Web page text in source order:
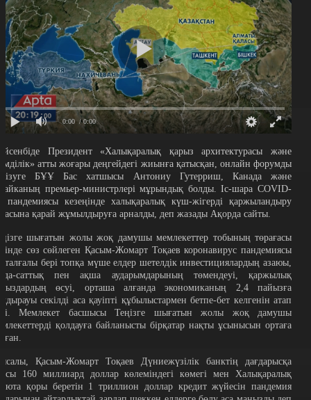
0:00 / 0:00
Президент «Халықаралық қарыз архитектурасы және
атты жоғары деңгейдегі жиынға қатысқан, онлайн форумды
БҰҰ Бас хатшысы Антониу Гутерриш, Канада және
премьер-министрлері мұрындық болды. Іс-шара COVID-
пандемиясы кезеңінде халықаралық күш-жігерді қаржыландыру
қарай жұмылдыруға арналды, деп жазады Ақорда сайты.
шығатын жолы жоқ дамушы мемлекеттер тобының төрағасы
сөз сөйлеген Қасым-Жомарт Тоқаев коронавирус пандемиясы
бері топқа мүше елдер шетелдік инвестициялардың азаюы,
саттық пен ақша аударымдарының төмендеуі, қаржылық
өсуі, орташа алғанда экономиканың 2,4 пайызға
секілді аса қауіпті құбылыстармен бетпе-бет келгенін атап
Мемлекет басшысы Теңізге шығатын жолы жоқ дамушы
қолдауға байланысты бірқатар нақты ұсынысын ортаға
Қасым-Жомарт Тоқаев Дүниежүзілік банктің дағдарысқа
160 миллиард доллар көлеміндегі көмегі мен Халықаралық
қоры беретін 1 триллион доллар кредит жүйесін пандемия